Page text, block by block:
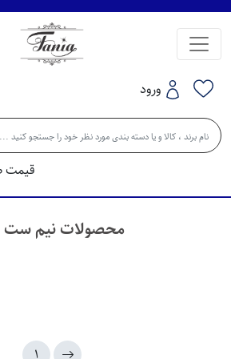
ورود
قیمت
محصولات نیم ست
1